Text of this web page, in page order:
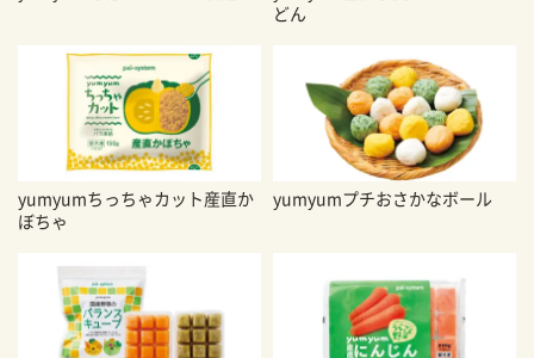
どん
yumyumちっちゃカット産直か
ぼちゃ
yumyumプチおさかなボール